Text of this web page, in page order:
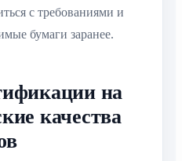
с требованиями и
бумаги заранее.
на
качества